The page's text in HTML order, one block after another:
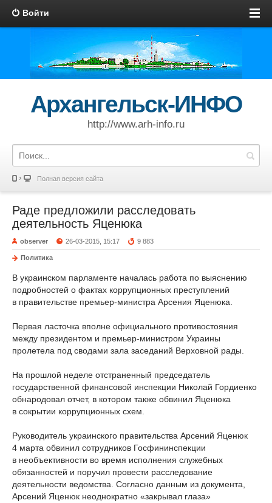
Войти
Архангельск-ИНФО
http://www.arh-info.ru
Полная версия сайта
Раде предложили расследовать
деятельность Яценюка
observer 26-03-2015, 15:17 9 883
Политика
В украинском парламенте началась работа по выяснению
подробностей о фактах коррупционных преступлений
в правительстве премьер-министра Арсения Яценюка.
Первая ласточка вполне официального противостояния
между президентом и премьер-министром Украины
пролетела под сводами зала заседаний Верховной рады.
На прошлой неделе отстраненный председатель
государственной финансовой инспекции Николай Гордиенко
обнародовал отчет, в котором также обвинил Яценюка
в сокрытии коррупционных схем.
Руководитель украинского правительства Арсений Яценюк
4 марта обвинил сотрудников Госфининспекции
в необъективности во время исполнения служебных
обязанностей и поручил провести расследование
деятельности ведомства. Согласно данным из документа,
Арсений Яценюк неоднократно «закрывал глаза»